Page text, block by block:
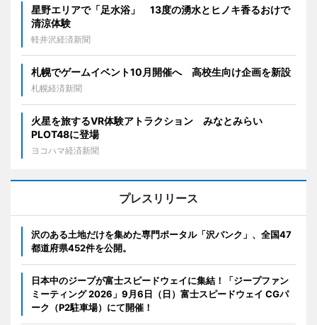
星野エリアで「足水浴」 13度の湧水とヒノキ香るおけで
清涼体験
軽井沢経済新聞
札幌でゲームイベント10月開催へ 高校生向け企画を新設
札幌経済新聞
火星を旅するVR体験アトラクション みなとみらい
PLOT48に登場
ヨコハマ経済新聞
プレスリリース
沢のある土地だけを集めた専門ポータル「沢バンク」、全国47
都道府県452件を公開。
日本中のジープが富士スピードウェイに集結！「ジープファン
ミーティング 2026」9月6日（日）富士スピードウェイ CGパ
ーク（P2駐車場）にて開催！